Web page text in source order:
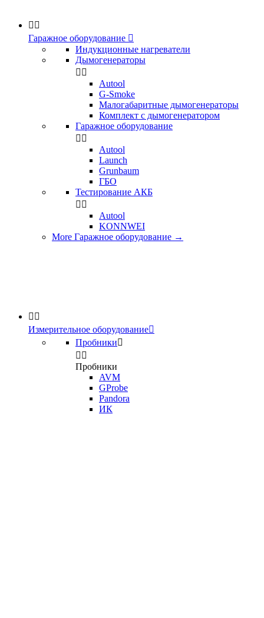
 
Гаражное оборудование 
Индукционные нагреватели
Дымогенераторы
 
Аutool
G-Smoke
Малогабаритные дымогенераторы
Комплект с дымогенератором
Гаражное оборудование
 
Autool
Launch
Grunbaum
ГБО
Тестирование АКБ
 
Autool
KONNWEI
More Гаражное оборудование →
 
Измерительное оборудование
Пробники
 
Пробники
AVM
GProbe
Pandora
ИК